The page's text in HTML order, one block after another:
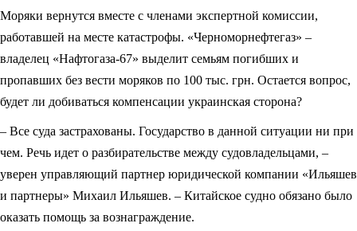
Моряки вернутся вместе с членами экспертной комиссии,
работавшей на месте катастрофы. «Черноморнефтегаз» –
владелец «Нафтогаза-67» выделит семьям погибших и
пропавших без вести моряков по 100 тыс. грн. Остается вопрос,
будет ли добиваться компенсации украинская сторона?
– Все суда застрахованы. Государство в данной ситуации ни при
чем. Речь идет о разбирательстве между судовладельцами, –
уверен управляющий партнер юридической компании «Ильяшев
и партнеры» Михаил Ильяшев. – Китайское судно обязано было
оказать помощь за вознаграждение.